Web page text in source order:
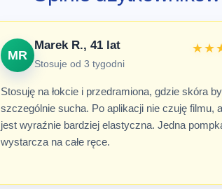
MR
Marek R., 41 lat
Stosuje od 3 tygodni
Stosuję na łokcie i przedramiona, gdzie skóra
szczególnie sucha. Po aplikacji nie czuję filmu,
jest wyraźnie bardziej elastyczna. Jedna
wystarcza na całe ręce.